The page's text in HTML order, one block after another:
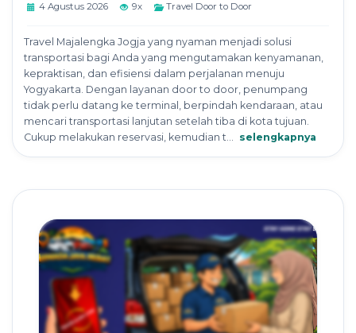
4 Agustus 2026 9x Travel Door to Door
Travel Majalengka Jogja yang nyaman menjadi solusi
transportasi bagi Anda yang mengutamakan kenyamanan,
kepraktisan, dan efisiensi dalam perjalanan menuju
Yogyakarta. Dengan layanan door to door, penumpang
tidak perlu datang ke terminal, berpindah kendaraan, atau
mencari transportasi lanjutan setelah tiba di kota tujuan.
Cukup melakukan reservasi, kemudian t... selengkapnya